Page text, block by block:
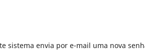
sistema envia por e-mail uma nova